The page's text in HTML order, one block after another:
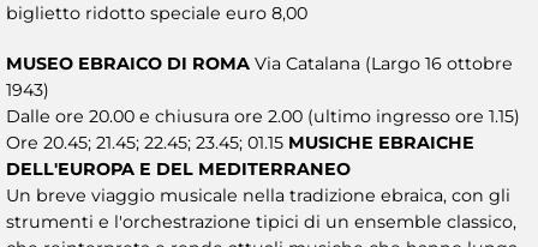
biglietto ridotto speciale euro 8,00
MUSEO EBRAICO DI ROMA Via Catalana (Largo 16 ottobre
1943)
Dalle ore 20.00 e chiusura ore 2.00 (ultimo ingresso ore 1.15)
Ore 20.45; 21.45; 22.45; 23.45; 01.15 MUSICHE EBRAICHE
DELL'EUROPA E DEL MEDITERRANEO
Un breve viaggio musicale nella tradizione ebraica, con gli
strumenti e l'orchestrazione tipici di un ensemble classico,